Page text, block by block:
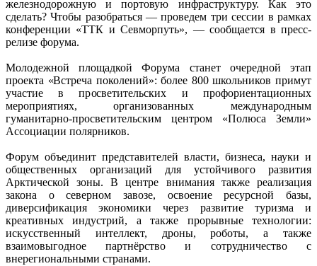
железнодорожную и портовую инфраструктуру. Как это
сделать? Чтобы разобраться — проведем три сессии в рамках
конференции «ТТК и Севморпуть», — сообщается в пресс-
релизе форума.
Молодежной площадкой Форума станет очередной этап
проекта «Встреча поколений»: более 800 школьников примут
участие в просветительских и профориентационных
мероприятиях, организованных международным
гуманитарно‑просветительским центром «Полюса Земли»
Ассоциации полярников.
Форум объединит представителей власти, бизнеса, науки и
общественных организаций для устойчивого развития
Арктической зоны. В центре внимания также реализация
закона о северном завозе, освоение ресурсной базы,
диверсификация экономики через развитие туризма и
креативных индустрий, а также прорывные технологии:
искусственный интеллект, дроны, роботы, а также
взаимовыгодное партнёрство и сотрудничество с
внерегиональными странами.